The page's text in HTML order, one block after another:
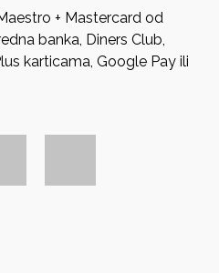
+ Mastercard od
banka, Diners Club,
karticama, Google Pay ili